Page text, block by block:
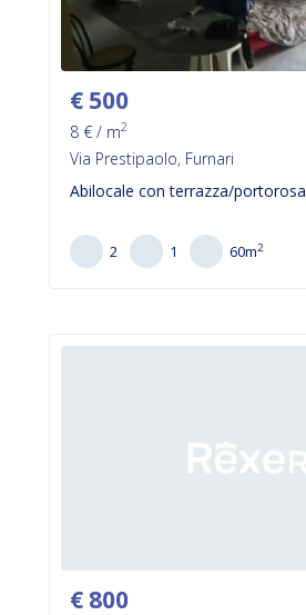
€ 500
8 € / m2
Via Prestipaolo, Furnari
Abilocale con terrazza/portorosa
2 1 60m2
€ 800